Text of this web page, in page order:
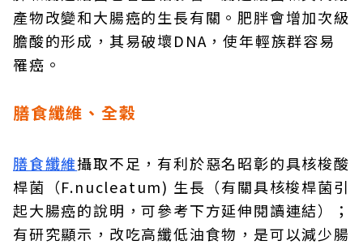
產物改變和大腸癌的生長有關。肥胖會增加次級
膽酸的形成，其易破壞DNA，使年輕族群容易
罹癌。
膳食纖維、全穀
膳食纖維攝取不足，有利於惡名昭彰的具核梭酸
桿菌（F.nucleatum) 生長（有關具核梭桿菌引
起大腸癌的說明，可參考下方延伸閱讀連結）；
有研究顯示，改吃高纖低油食物，是可以減少腸